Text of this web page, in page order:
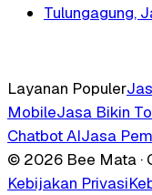
Tulungagung,
Layanan Populer
MobileJasa Bikin
Chatbot AIJasa
© 2026 Bee Mata ·
Kebijakan Privasi